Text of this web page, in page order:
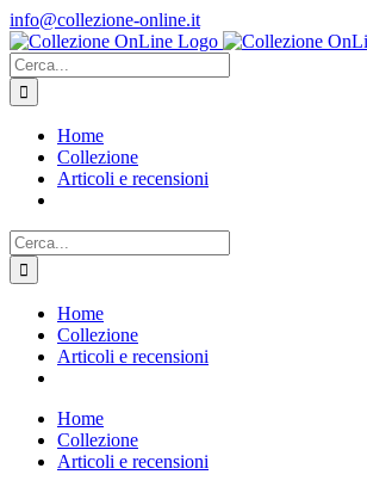
Salta
al
contenuto
info@collezione-online.it
Cerca
per:
Home
Collezione
Articoli e recensioni
Cerca
per:
Home
Collezione
Articoli e recensioni
Home
Collezione
Articoli e recensioni